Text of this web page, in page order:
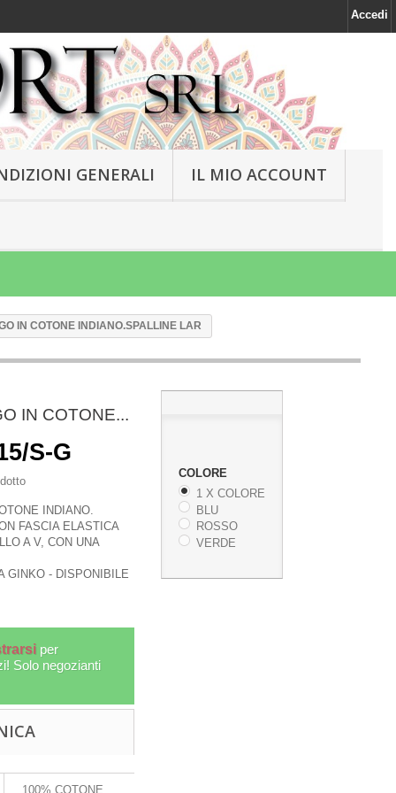
Accedi
GENERALI IL MIO ACCOUNT
IN COTONE INDIANO.SPALLINE LAR
IN COTONE...
S-G
INDIANO.
FASCIA ELASTICA
A V, CON UNA
GINKO - DISPONIBILE
per
Solo negozianti
100% COTONE
COLORE
1 X COLORE
BLU
ROSSO
VERDE